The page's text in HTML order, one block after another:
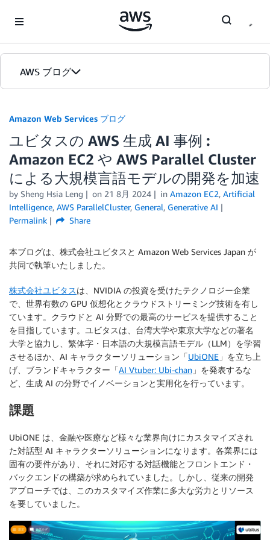
AWS ブログ
カテゴリ
エディション
Amazon Web Services ブログ
ユビタスの AWS 生成 AI 事例 :
Amazon EC2 や AWS Parallel Cluster
による大規模言語モデルの開発を加速
by Sheng Hsia Leng on 21 8月 2024 in Amazon EC2, Artificial
Intelligence, AWS ParallelCluster, General, Generative AI
Permalink
Share
本ブログは、株式会社ユビタスと Amazon Web Services Japan が
共同で執筆いたしました。
株式会社ユビタスは、NVIDIA の投資を受けたテクノロジー企業
で、世界有数の GPU 仮想化とクラウドストリーミング技術を有し
ています。クラウドと AI 分野での最高のサービスを提供すること
を目指しています。ユビタスは、台湾大学や東京大学などの著名
大学と協力し、繁体字・日本語の大規模言語モデル（LLM）を学習
させるほか、AI キャラクターソリューション「UbiONE 」を立ち上
げ、ブランドキャラクター「AI Vtuber: Ubi-chan 」を発表するな
ど、生成 AI の分野でイノベーションと実用化を行っています。
課題
UbiONE は、金融や医療など様々な業界向けにカスタマイズされ
た対話型 AI キャラクターソリューションになります。各業界には
固有の要件があり、それに対応する対話機能とフロントエンド・
バックエンドの構築が求められていました。しかし、従来の開発
アプローチでは、このカスタマイズ作業に多大な労力とリソース
を要していました。